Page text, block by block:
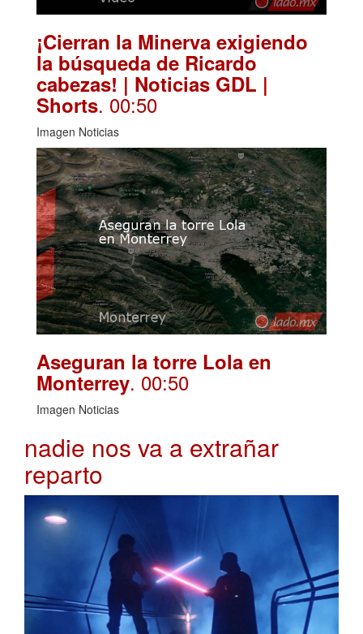
¡Cierran la Minerva exigiendo
la búsqueda de Ricardo
cabezas! | Noticias GDL |
Shorts. 00:50
Imagen Noticias
Aseguran la torre Lola en
Monterrey. 00:50
Imagen Noticias
nadie nos va a extrañar
reparto